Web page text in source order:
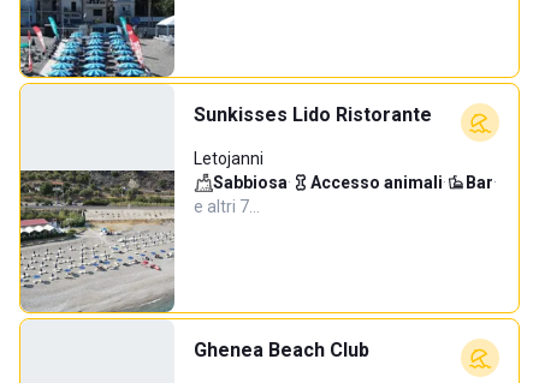
Sunkisses Lido Ristorante
Letojanni
Sabbiosa· Accesso animali· Bar·
e altri 7…
Ghenea Beach Club